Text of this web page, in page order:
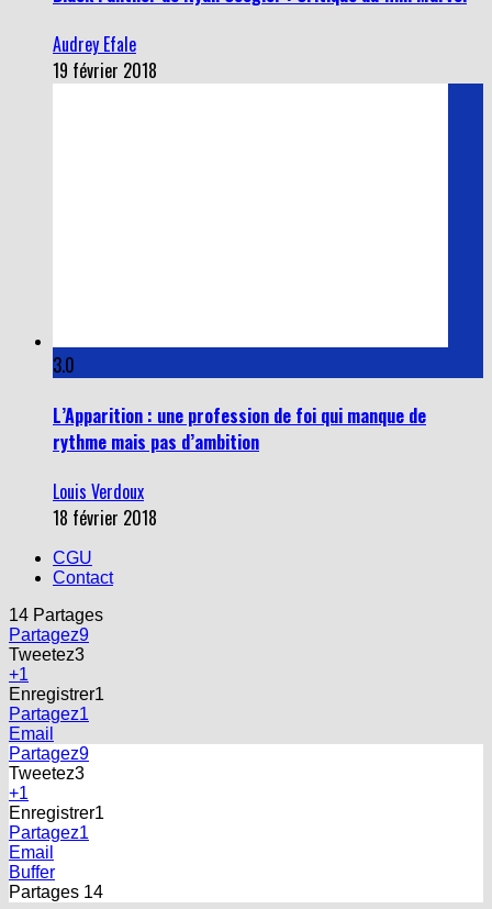
Audrey Efale
L’Apparition : une profession de foi qui manque de
Louis Verdoux
CGU
14Partages
Partagez9
Tweetez
+1
Enregistrer
Partagez1
Email
Partagez9
Tweetez
+1
Enregistrer
Partagez
Email
Buffer